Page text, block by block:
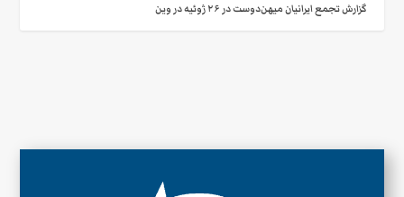
گزارش تجمع ایرانیان میهن‌دوست در ۲۶ ژوئیه در وین